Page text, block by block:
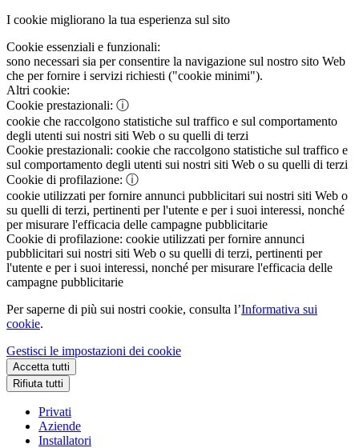
I cookie migliorano la tua esperienza sul sito
Cookie essenziali e funzionali:
sono necessari sia per consentire la navigazione sul nostro sito Web
che per fornire i servizi richiesti ("cookie minimi").
Altri cookie:
Cookie prestazionali: ⓘ
cookie che raccolgono statistiche sul traffico e sul comportamento
degli utenti sui nostri siti Web o su quelli di terzi
Cookie prestazionali: cookie che raccolgono statistiche sul traffico e
sul comportamento degli utenti sui nostri siti Web o su quelli di terzi
Cookie di profilazione: ⓘ
cookie utilizzati per fornire annunci pubblicitari sui nostri siti Web o
su quelli di terzi, pertinenti per l'utente e per i suoi interessi, nonché
per misurare l'efficacia delle campagne pubblicitarie
Cookie di profilazione: cookie utilizzati per fornire annunci
pubblicitari sui nostri siti Web o su quelli di terzi, pertinenti per
l'utente e per i suoi interessi, nonché per misurare l'efficacia delle
campagne pubblicitarie
Per saperne di più sui nostri cookie, consulta l’Informativa sui
cookie.
Gestisci le impostazioni dei cookie
Accetta tutti
Rifiuta tutti
Privati
Aziende
Installatori